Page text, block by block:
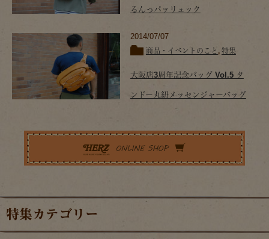
るんっパッリュック
2014/07/07
商品・イベントのこと , 特集
大阪店3周年記念バッグ Vol.5 タ
ンドー丸紐メッセンジャーバッグ
特集カテゴリー